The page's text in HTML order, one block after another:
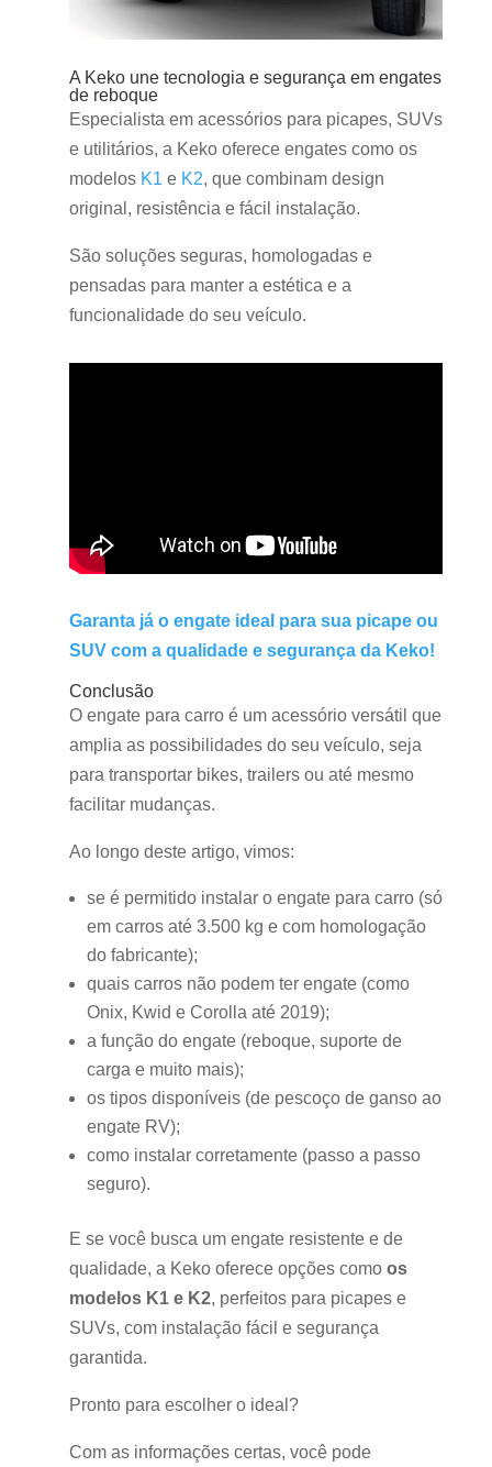
A Keko une tecnologia e segurança em engates
de reboque
Especialista em acessórios para picapes, SUVs
e utilitários, a Keko oferece engates como os
modelos K1 e K2, que combinam design
original, resistência e fácil instalação.
São soluções seguras, homologadas e
pensadas para manter a estética e a
funcionalidade do seu veículo.
Garanta já o engate ideal para sua picape ou
SUV com a qualidade e segurança da Keko!
Conclusão
O engate para carro é um acessório versátil que
amplia as possibilidades do seu veículo, seja
para transportar bikes, trailers ou até mesmo
facilitar mudanças.
Ao longo deste artigo, vimos:
se é permitido instalar o engate para carro (só
em carros até 3.500 kg e com homologação
do fabricante);
quais carros não podem ter engate (como
Onix, Kwid e Corolla até 2019);
a função do engate (reboque, suporte de
carga e muito mais);
os tipos disponíveis (de pescoço de ganso ao
engate RV);
como instalar corretamente (passo a passo
seguro).
E se você busca um engate resistente e de
qualidade, a Keko oferece opções como os
modelos K1 e K2, perfeitos para picapes e
SUVs, com instalação fácil e segurança
garantida.
Pronto para escolher o ideal?
Com as informações certas, você pode